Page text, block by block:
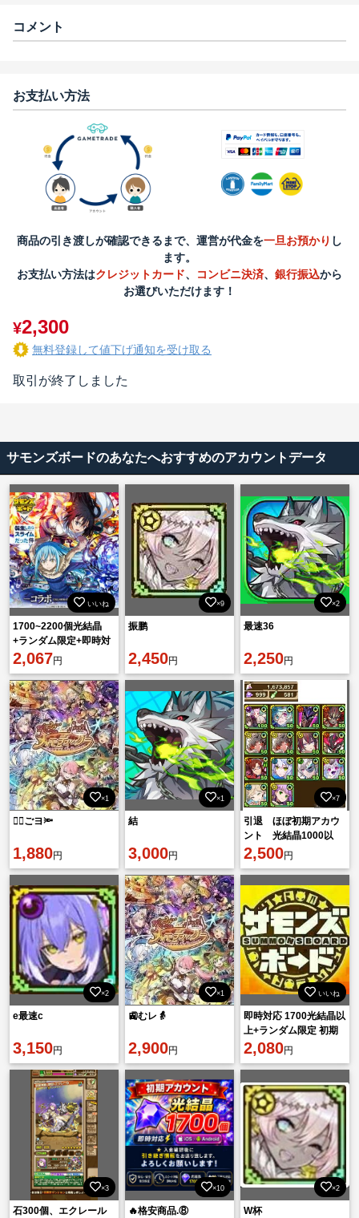
コメント
お支払い方法
商品の引き渡しが確認できるまで、運営が代金を一旦お預かり し
ます。
お支払い方法はクレジットカード、 コンビニ決済、 銀行振込から
お選びいただけます！
¥2,300
無料登録して値下げ通知を受け取る
取引が終了しました
サモンズボードのあなたへおすすめのアカウントデータ
いいね
1700~2200個光結晶
+ランダム限定+即時対
応リセマラ垢
IOS/Android
2,067円
×9
振鹏
2,450円
×2
最速36
2,250円
×1
🐱‍🏍ごヨ🔦
1,880円
×1
結
3,000円
×7
引退 ほぼ初期アカウ
ント 光結晶1000以
上 アニバラルグ他
2,500円
×2
e最速c
3,150円
×1
🚉むレ👵
2,900円
いいね
即時対応 1700光結晶以
上+ランダム限定 初期
アカウント
2,080円
×3
石300個、エクレール
×10
🔥格安商品.⑧
×2
W杯